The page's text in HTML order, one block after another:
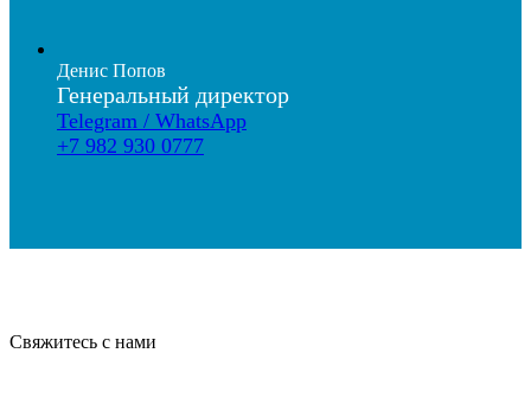
Денис Попов
Генеральный директор
Telegram / WhatsApp
+7 982 930 0777
Свяжитесь с нами